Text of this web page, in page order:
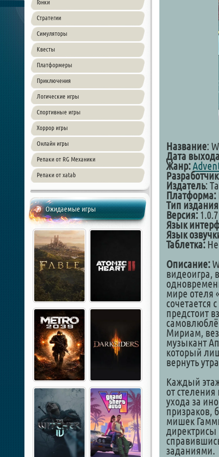
Гонки
Стратегии
Симуляторы
Квесты
Платформеры
Приключения
Логические игры
Спортивные игры
Хоррор игры
Онлайн игры
Репаки от RG Механики
Репаки от xatab
Ожидаемые игры
Название:
Дата
Жанр:
Издатель:
Платформа:
Тип
Версия: 1.0.7
Язык
Язык
Таблетка:
Описание:
видеоигра,
мире отеля
сочетается
предстоит
Мириам,
музыкант
который
вернуть
Каждый
от
ухода за
призраков,
мишек
заданиями.